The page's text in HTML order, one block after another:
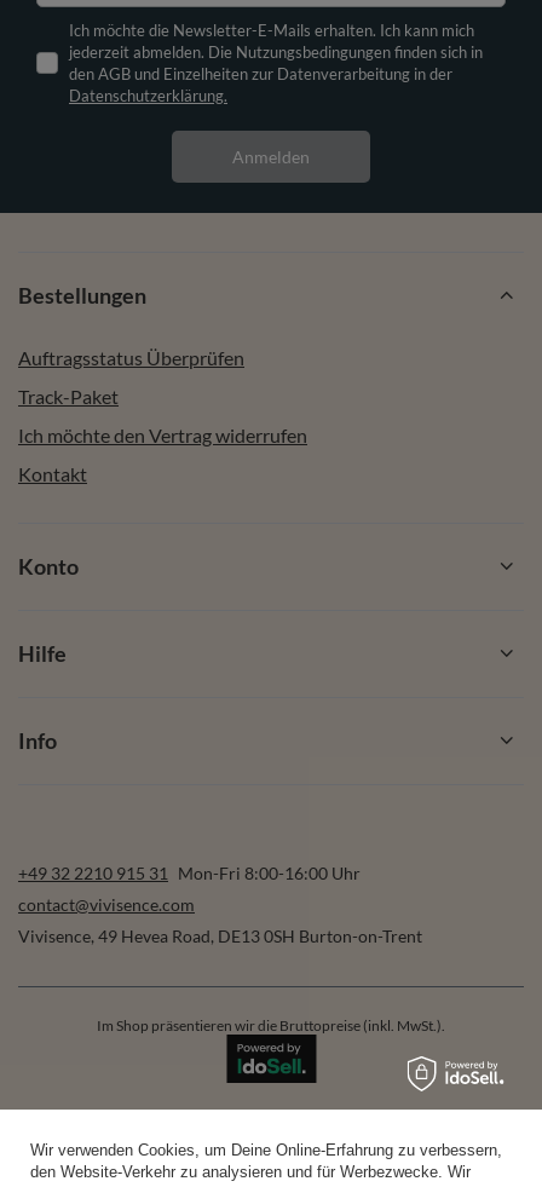
Ich möchte die Newsletter-E-Mails erhalten. Ich kann mich
jederzeit abmelden. Die Nutzungsbedingungen finden sich in
den AGB und Einzelheiten zur Datenverarbeitung in der
Datenschutzerklärung.
Anmelden
Bestellungen
Auftragsstatus Überprüfen
Track-Paket
Ich möchte den Vertrag widerrufen
Kontakt
Konto
Hilfe
Info
+49 32 2210 915 31
Mon-Fri 8:00-16:00 Uhr
contact@vivisence.com
Vivisence, 49 Hevea Road, DE13 0SH Burton-on-Trent
Im Shop präsentieren wir die Bruttopreise (inkl. MwSt.).
Wir verwenden Cookies, um Deine Online-Erfahrung zu verbessern,
den Website-Verkehr zu analysieren und für Werbezwecke. Wir